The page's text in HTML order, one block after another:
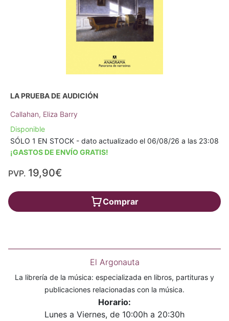
LA PRUEBA DE AUDICIÓN
Callahan, Eliza Barry
Disponible
SÓLO 1 EN STOCK - dato actualizado el 06/08/26 a las 23:08
¡GASTOS DE ENVÍO GRATIS!
PVP. 19,90€
Comprar
El Argonauta
La librería de la música: especializada en libros, partituras y
publicaciones relacionadas con la música.
Horario:
Lunes a Viernes, de 10:00h a 20:30h